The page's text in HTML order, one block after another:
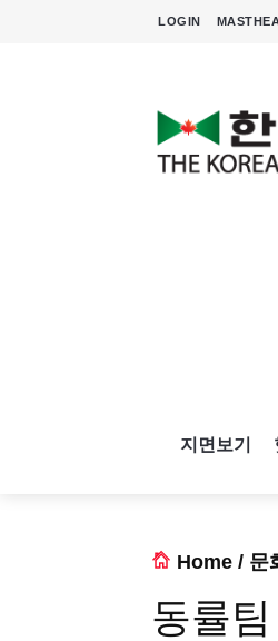
LOGIN
지면보기
Home / 문
동률